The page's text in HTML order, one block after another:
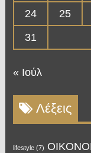
24
25
31
« Ιούλ
Λέξεις
lifestyle(7)